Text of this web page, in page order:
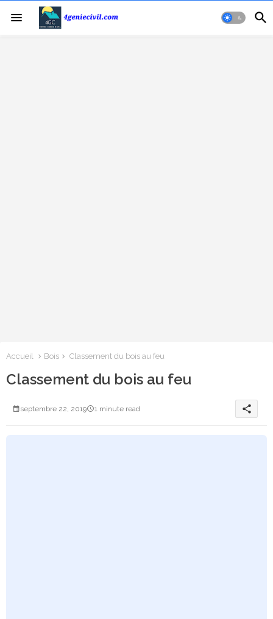
Accueil Bois Classement du bois au feu
Classement du bois au feu
septembre 22, 2019 1 minute read share